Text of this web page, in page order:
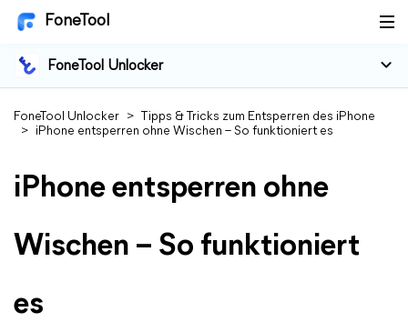
FoneTool
FoneTool Unlocker
FoneTool Unlocker >
Tipps & Tricks zum Entsperren des iPhone
> iPhone entsperren ohne Wischen – So funktioniert es
iPhone entsperren ohne
Wischen – So funktioniert
es